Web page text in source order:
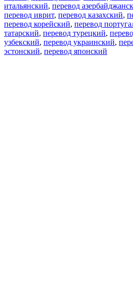
итальянский, перевод
перевод иврит, перевод казахский,
перевод корейский, перевод
татарский, перевод турецкий,
узбекский, перевод украинский,
эстонский, перевод японский